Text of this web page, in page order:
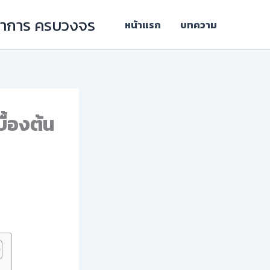
าร ครบวงจร หน้าแรก บทความ
องต้น